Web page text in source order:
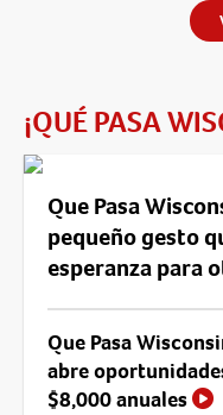
¡QUÉ PASA
Que Pasa
pequeño gesto
esperanza para
Que Pasa
abre
$8,000 anuales